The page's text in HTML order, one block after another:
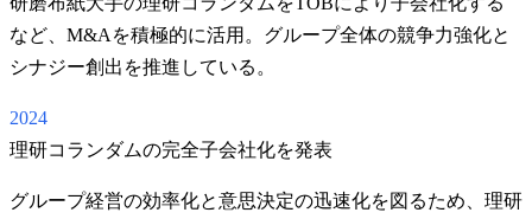
など、M&Aを積極的に活用。グループ全体の競争力強化と
シナジー創出を推進している。
2024
理研コランダムの完全子会社化を発表
グループ経営の効率化と意思決定の迅速化を図るため、理研